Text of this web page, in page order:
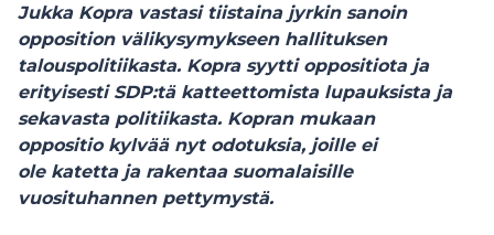
Jukka Kopra vastasi tiistaina jyrkin sanoin
opposition välikysymykseen hallituksen
talouspolitiikasta. Kopra syytti oppositiota ja
erityisesti SDP:tä katteettomista lupauksista ja
sekavasta politiikasta. Kopran mukaan
oppositio kylvää nyt odotuksia, joille ei
ole katetta ja rakentaa suomalaisille
vuosituhannen pettymystä.